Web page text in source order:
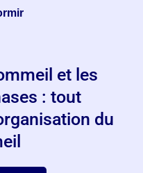
et les
: tout
du